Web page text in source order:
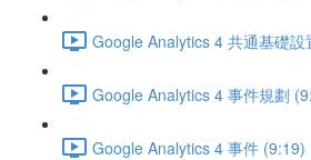
Google Analytics 4 共通基礎設
Google Analytics 4 事件規劃
Google Analytics 4 事件 (9:19)